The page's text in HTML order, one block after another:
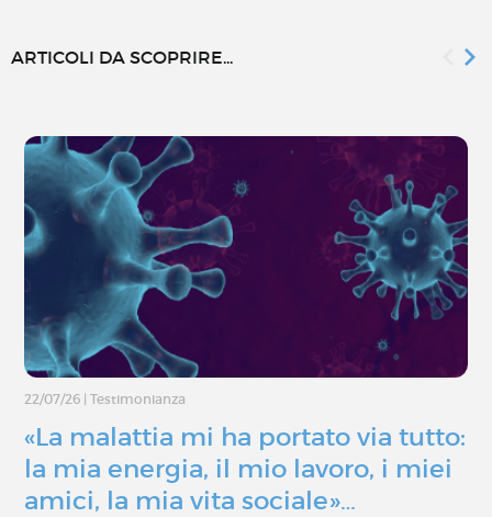
ARTICOLI DA SCOPRIRE...
22/07/26 Testimonianza
«La malattia mi ha portato via tutto:
la mia energia, il mio lavoro, i miei
amici, la mia vita sociale»…